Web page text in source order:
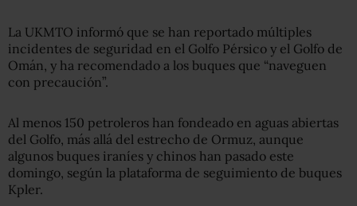
La UKMTO informó que se han reportado múltiples
incidentes de seguridad en el Golfo Pérsico y el Golfo de
Omán, y ha recomendado a los buques que “naveguen
con precaución”.
Al menos 150 petroleros han fondeado en aguas abiertas
del Golfo, más allá del estrecho de Ormuz, aunque
algunos buques iraníes y chinos han pasado este
domingo, según la plataforma de seguimiento de buques
Kpler.